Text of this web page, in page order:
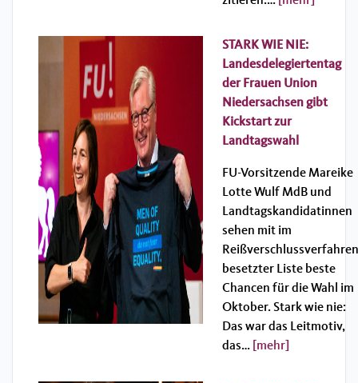
STARK WIE NIE:
Landesdelegiertentag
der Frauen Union
Niedersachsen gibt
Kickstart zur
Landtagswahl
FU-Vorsitzende Mareike
Lotte Wulf MdB und
Landtagskandidatinnen
sehen mit im
Reißverschlussverfahren
besetzter Liste beste
Chancen für die Wahl im
Oktober. Stark wie nie:
Das war das Leitmotiv,
das… [mehr]